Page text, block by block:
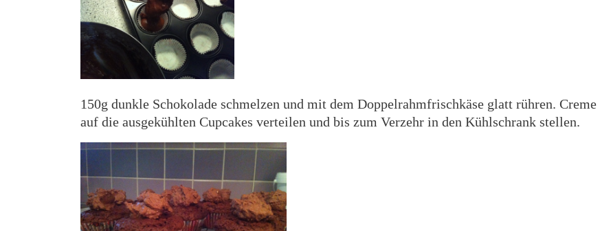
150g dunkle Schokolade schmelzen und mit dem Doppelrahmfrischkäse glatt rühren. Creme
auf die ausgekühlten Cupcakes verteilen und bis zum Verzehr in den Kühlschrank stellen.